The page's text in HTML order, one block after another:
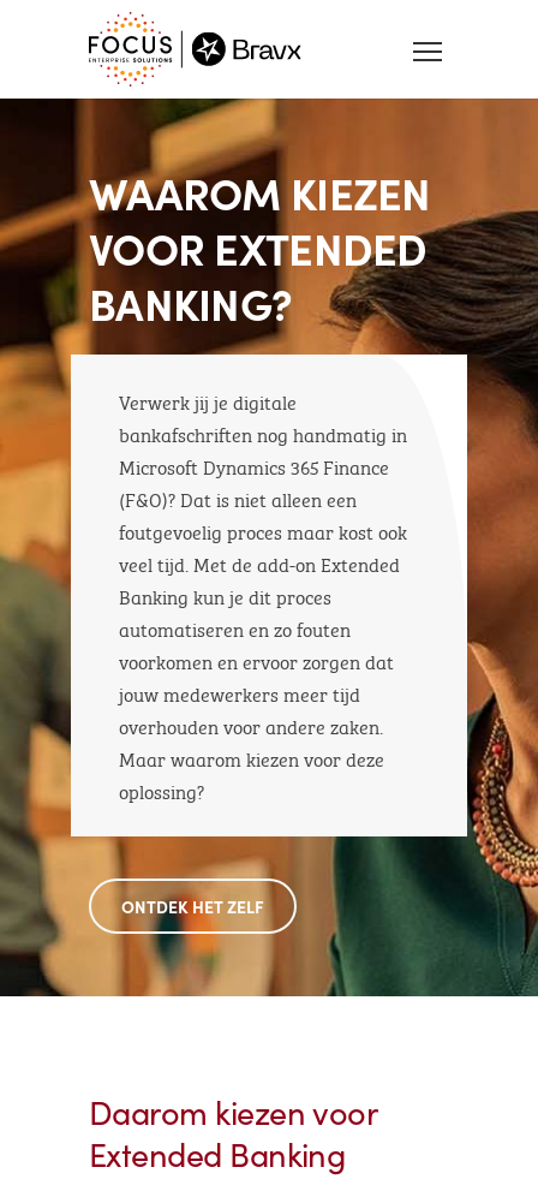
WAAROM KIEZEN
VOOR EXTENDED
BANKING?
Verwerk jij je digitale
bankafschriften nog handmatig in
Microsoft Dynamics 365 Finance
(F&O)? Dat is niet alleen een
foutgevoelig proces maar kost ook
veel tijd. Met de add-on Extended
Banking kun je dit proces
automatiseren en zo fouten
voorkomen en ervoor zorgen dat
jouw medewerkers meer tijd
overhouden voor andere zaken.
Maar waarom kiezen voor deze
oplossing?
ONTDEK HET ZELF
Daarom kiezen voor
Extended Banking